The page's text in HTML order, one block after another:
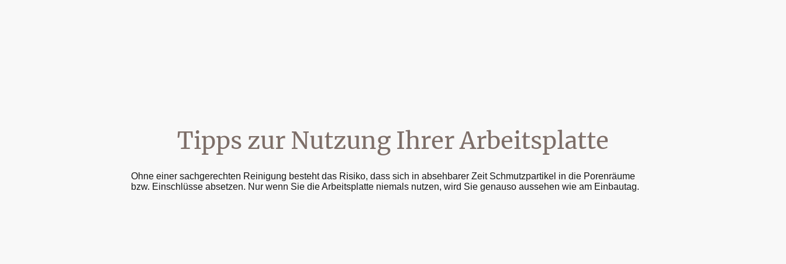
Tipps zur Nutzung Ihrer Arbeitsplatte
Ohne einer sachgerechten Reinigung besteht das Risiko, dass sich in absehbarer Zeit Schmutzpartikel in die Porenräume
bzw. Einschlüsse absetzen. Nur wenn Sie die Arbeitsplatte niemals nutzen, wird Sie genauso aussehen wie am Einbautag.